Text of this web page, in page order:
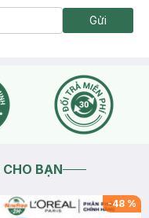
Gửi
CHO BẠN
-48 %